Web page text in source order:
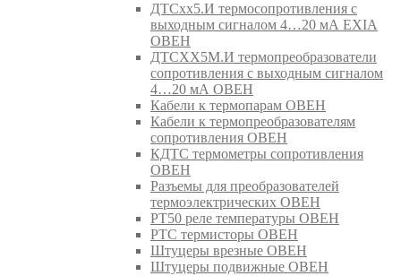
ДТСхх5.И термосопротивления с
выходным сигналом 4…20 мА EXIA
ОВЕН
ДТСХХ5М.И термопреобразователи
сопротивления с выходным сигналом
4…20 мА ОВЕН
Кабели к термопарам ОВЕН
Кабели к термопреобразователям
сопротивления ОВЕН
КДТС термометры сопротивления
ОВЕН
Разъемы для преобразователей
термоэлектрических ОВЕН
РТ50 реле температуры ОВЕН
РТС термисторы ОВЕН
Штуцеры врезные ОВЕН
Штуцеры подвижные ОВЕН